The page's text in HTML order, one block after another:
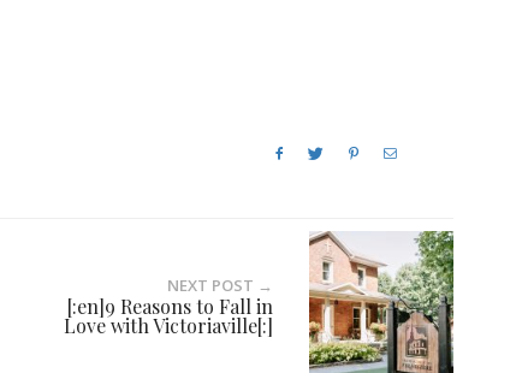
NEXT POST →
[:en]9 Reasons to Fall in
Love with Victoriaville[:]